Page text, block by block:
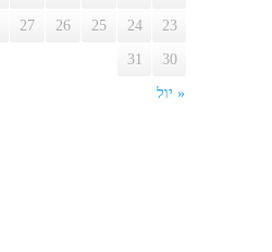
« יול
23
24
25
26
27
30
31